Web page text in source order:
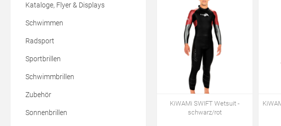
KiWAMi SWIFT Wetsuit -
schwarz/rot
Kataloge, Flyer & Displays
Schwimmen
Radsport
Sportbrillen
Schwimmbrillen
Zubehör
Sonnenbrillen